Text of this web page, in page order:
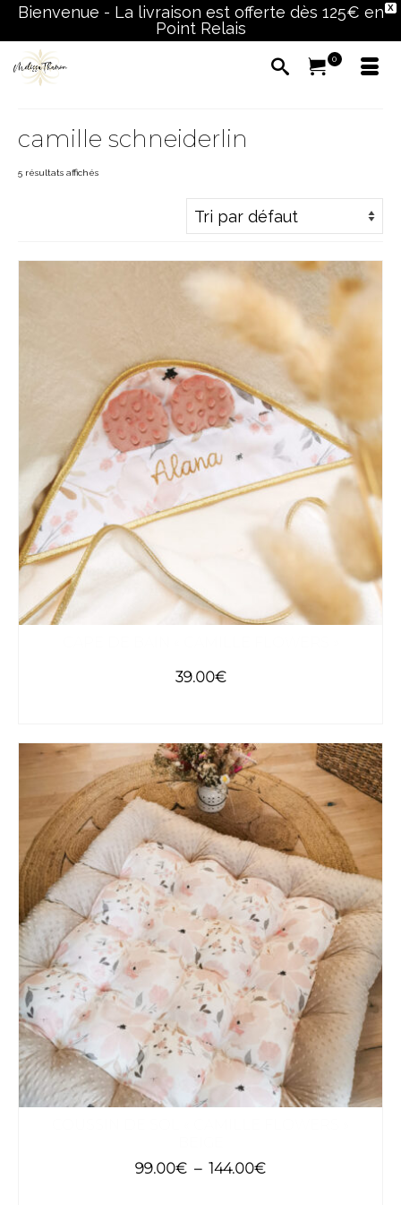
X
Bienvenue - La livraison est offerte dès 125€ en
Point Relais
0
camille schneiderlin
5 résultats affichés
39.00€
99.00€ – 144.00€Plage